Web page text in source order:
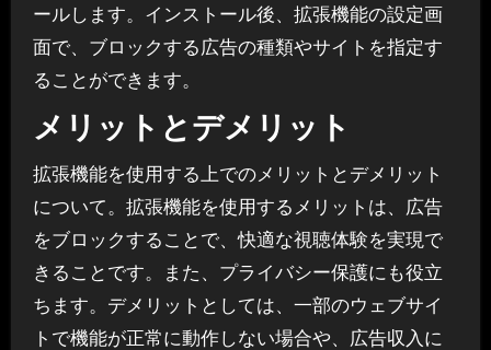
ールします。インストール後、拡張機能の設定画
面で、ブロックする広告の種類やサイトを指定す
ることができます。
メリットとデメリット
拡張機能を使用する上でのメリットとデメリット
について。拡張機能を使用するメリットは、広告
をブロックすることで、快適な視聴体験を実現で
きることです。また、プライバシー保護にも役立
ちます。デメリットとしては、一部のウェブサイ
トで機能が正常に動作しない場合や、広告収入に